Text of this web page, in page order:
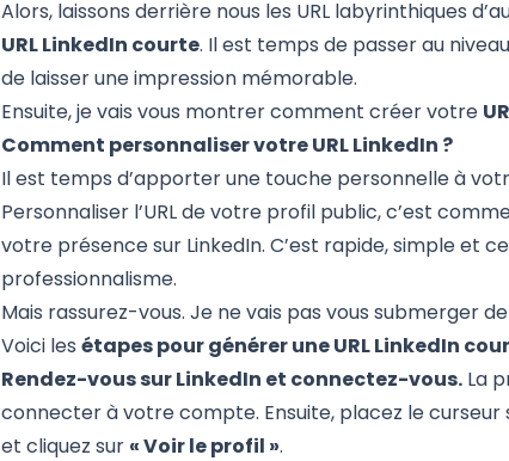
Alors, laissons derrière nous les URL labyrinthiques
URL LinkedIn courte. Il est temps de passer au
de laisser une impression mémorable.
Ensuite, je vais vous montrer comment créer votre
Comment personnaliser votre URL LinkedIn ?
Il est temps d’apporter une touche personnelle à
Personnaliser l’URL de votre profil public, c’est
votre présence sur LinkedIn. C’est rapide, simple et
professionnalisme.
Mais rassurez-vous. Je ne vais pas vous submerger
Voici lesétapes pour générer une URL LinkedIn
Rendez-vous sur LinkedIn et connectez-vous. La
connecter à votre compte. Ensuite, placez le curseur
et cliquez sur « Voir le profil ».